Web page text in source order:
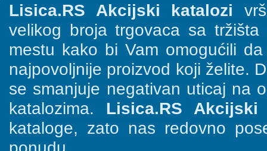
Lisica.RS Akcijski katalozi
velikog broja trgovaca sa
mestu kako bi Vam omogućili
najpovoljnije proizvod koji želite.
se smanjuje negativan uticaj na
katalozima. Lisica.RS Akcijski
kataloge, zato nas redovno